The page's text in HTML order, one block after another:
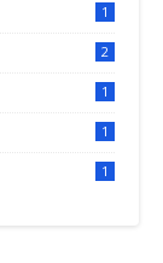
1
2
1
1
1